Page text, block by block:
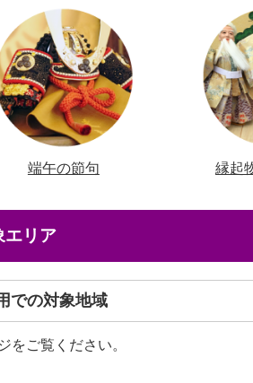
端午の節句 縁起
エリア
での対象地域
をご覧ください。